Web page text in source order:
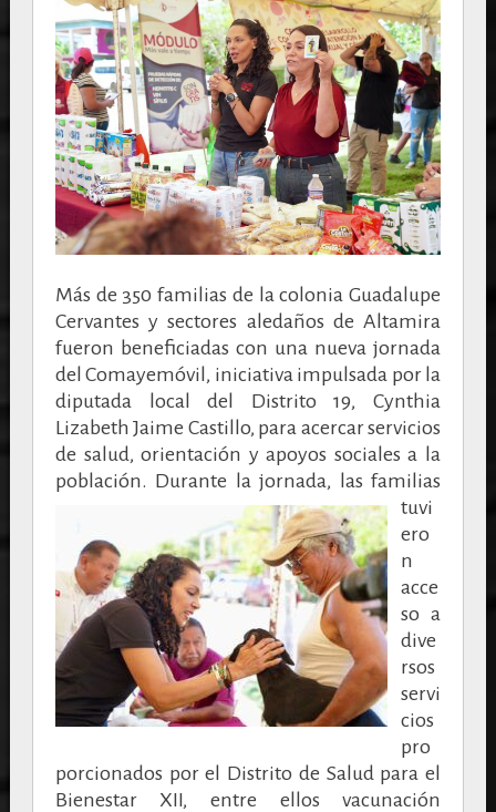
Más de 350 familias de la colonia Guadalupe
Cervantes y sectores aledaños de Altamira
fueron beneficiadas con una nueva jornada
del Comayemóvil, iniciativa impulsada por la
diputada local del Distrito 19, Cynthia
Lizabeth Jaime Castillo, para acercar servicios
de salud, orientación y apoyos sociales a la
población. Durante la jornada, las familias
tuvi
ero
n
acce
so a
dive
rsos
servi
cios
pro
porcionados por el Distrito de Salud para el
Bienestar XII, entre ellos vacunación